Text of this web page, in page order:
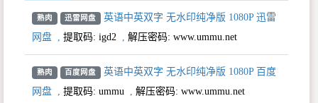
熟肉 迅雷网盘
英语中英双字 无水印纯净版 1080P 迅雷
网盘
提取码: igd2 解压密码: www.ummu.net
熟肉 百度网盘
英语中英双字 无水印纯净版 1080P 百度
网盘
提取码: ummu 解压密码: www.ummu.net